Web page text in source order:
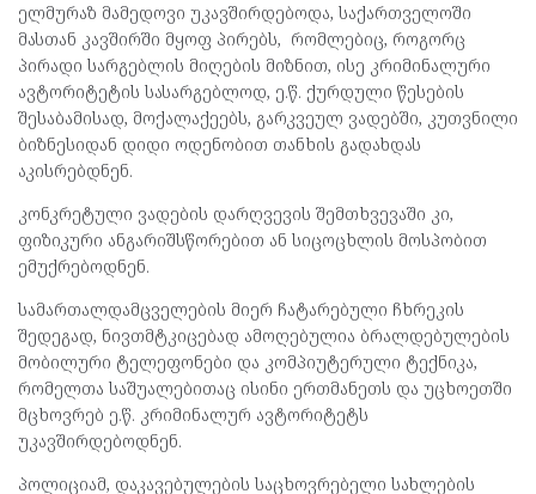
ელმურაზ მამედოვი უკავშირდებოდა, საქართველოში
მასთან კავშირში მყოფ პირებს, რომლებიც, როგორც
პირადი სარგებლის მიღების მიზნით, ისე კრიმინალური
ავტორიტეტის სასარგებლოდ, ე.წ. ქურდული წესების
შესაბამისად, მოქალაქეებს, გარკვეულ ვადებში, კუთვნილი
ბიზნესიდან დიდი ოდენობით თანხის გადახდას
აკისრებდნენ.
კონკრეტული ვადების დარღვევის შემთხვევაში კი,
ფიზიკური ანგარიშსწორებით ან სიცოცხლის მოსპობით
ემუქრებოდნენ.
სამართალდამცველების მიერ ჩატარებული ჩხრეკის
შედეგად, ნივთმტკიცებად ამოღებულია ბრალდებულების
მობილური ტელეფონები და კომპიუტერული ტექნიკა,
რომელთა საშუალებითაც ისინი ერთმანეთს და უცხოეთში
მცხოვრებ ე.წ. კრიმინალურ ავტორიტეტს
უკავშირდებოდნენ.
პოლიციამ, დაკავებულების საცხოვრებელი სახლების